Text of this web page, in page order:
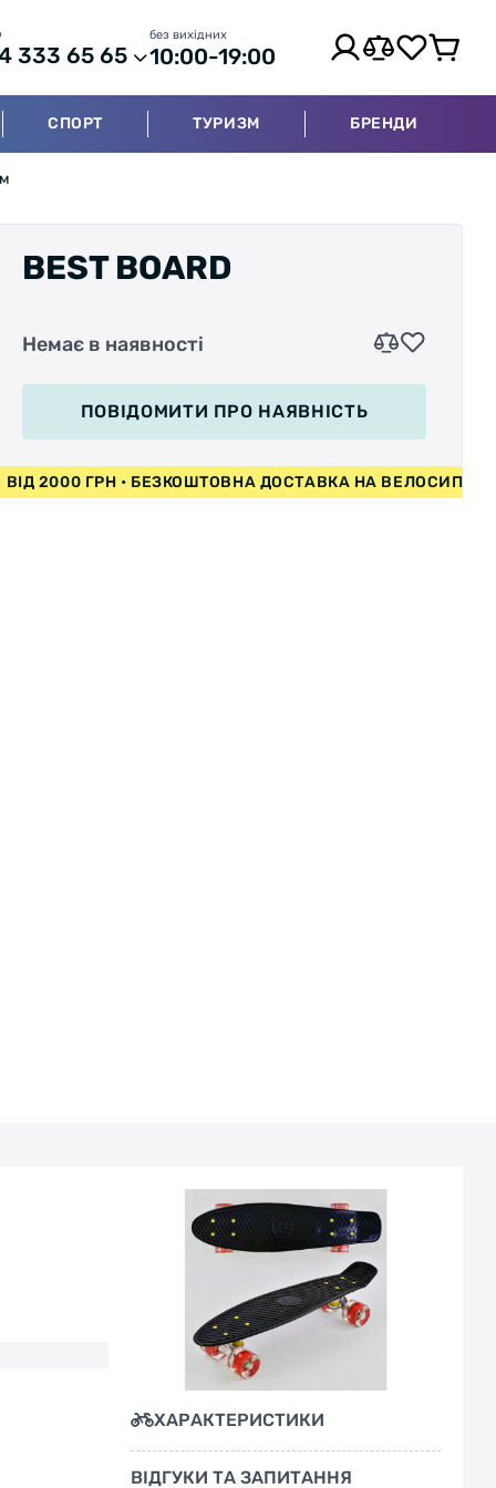
333 65 65
без вихідних
10:00-19:00
СПОРТ ТУРИЗМ БРЕНДИ
BEST BOARD
Немає в наявності
ПОВІДОМИТИ ПРО НАЯВНІСТЬ
ВІД 2000 ГРН • БЕЗКОШТОВНА ДОСТАВКА НА
ХАРАКТЕРИСТИКИ
ВІДГУКИ ТА ЗАПИТАННЯ